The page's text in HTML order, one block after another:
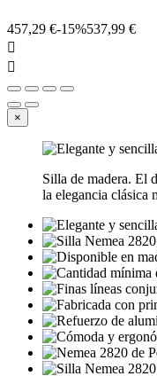
457,29 €-15%537,99 €


×
Silla de madera. El
la elegancia clásica